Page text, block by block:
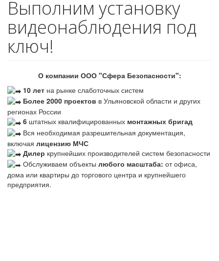
Выполним установку
видеонаблюдения под
ключ!
О компании ООО "Сфера Безопасности":
10 лет на рынке слаботочных систем
Более 2000 проектов в Ульяновской области и других
регионах России
6 штатных квалифицированных монтажных бригад
Вся необходимая разрешительная документация,
включая лицензию МЧС
Дилер крупнейших производителей систем безопасности
Обслуживаем объекты любого масштаба: от офиса,
дома или квартиры до торгового центра и крупнейшего
предприятия.